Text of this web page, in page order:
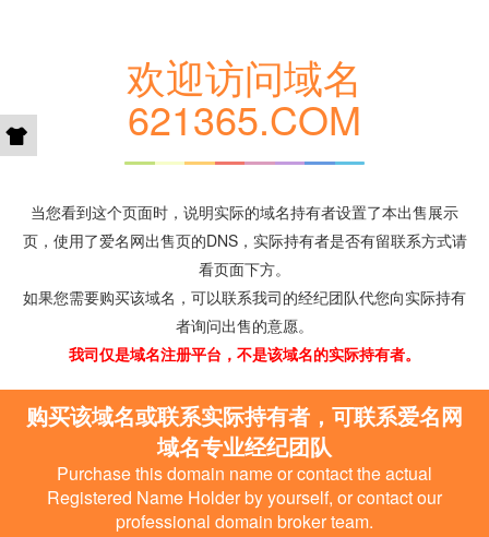
欢迎访问域名
621365.COM
当您看到这个页面时，说明实际的域名持有者设置了本出售展示
页，使用了爱名网出售页的DNS，实际持有者是否有留联系方式请
看页面下方。
如果您需要购买该域名，可以联系我司的经纪团队代您向实际持有
者询问出售的意愿。
我司仅是域名注册平台，不是该域名的实际持有者。
购买该域名或联系实际持有者，可联系爱名网
域名专业经纪团队
Purchase this domain name or contact the actual
Registered Name Holder by yourself, or contact our
professional domain broker team.